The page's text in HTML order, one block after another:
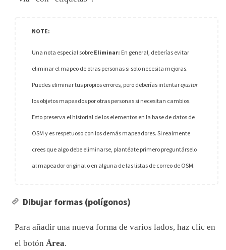
Una nota especial sobre Eliminar: En general, deberías evitar
eliminar el mapeo de otras personas si solo necesita mejoras.
Puedes eliminar tus propios errores, pero deberías intentarajustar
los objetos mapeados por otras personas si necesitan cambios.
Esto preserva el historial de los elementos en la base de datos de
OSM y es respetuoso con los demás mapeadores. Si realmente
crees que algo debe eliminarse, plantéate primero preguntárselo
al mapeador original o en alguna de las listas de correo de OSM.
Dibujar formas (polígonos)
Para añadir una nueva forma de varios lados, haz clic en
el botónÁrea.